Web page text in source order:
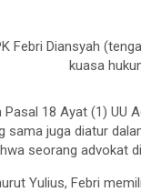
Febri Diansyah
kuasa
Pasal 18 Ayat (1) UU
sama juga diatur
seorang advokat
Yulius, Febri